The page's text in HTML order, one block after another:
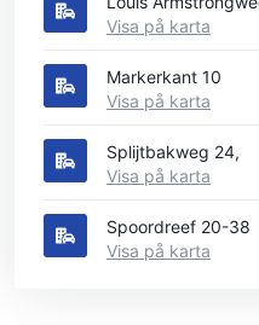
Visa på karta
Markerkant 10
Visa på karta
Splijtbakweg 24,
Visa på karta
Spoordreef 20-38
Visa på karta